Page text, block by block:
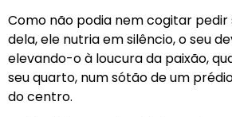
Como não podia nem cogitar pedir
dela, ele nutria em silêncio, o seu
elevando-o à loucura da paixão,
seu quarto, num sótão de um
do centro.